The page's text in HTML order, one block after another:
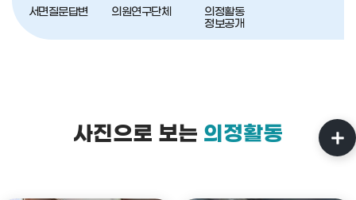
서면질문답변 의원연구단체
의정활동
정보공개
사진으로 보는 의정활동